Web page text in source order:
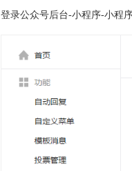
登录公众号后台-小程序-小程